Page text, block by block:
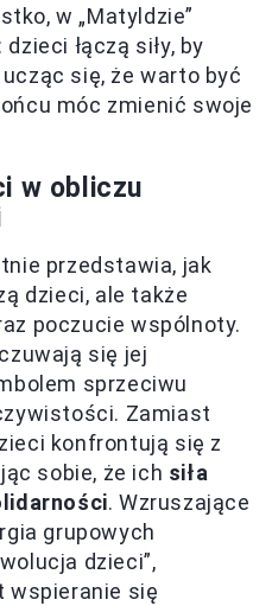
w „Matyldzie”
łączą siły, by
się, że warto być
móc zmienić swoje
w obliczu
przedstawia, jak
dzieci, ale także
poczucie wspólnoty.
się jej
sprzeciwu
Zamiast
konfrontują się z
sobie, że ich siła
. Wzruszające
grupowych
dzieci”,
wspieranie się